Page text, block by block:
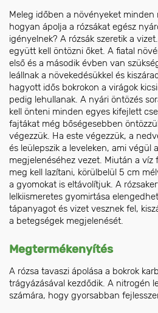
Meleg időben a növényeket minden
hogyan ápolja a rózsákat egész
igényelnek? A rózsák szeretik a
együtt kell öntözni őket. A fiatal
első és a második évben van
leállnak a növekedésükkel és
hagyott idős bokrokon a virágok
pedig lehullanak. A nyári öntözés
kell önteni minden egyes kifejlett
fajtákat még bőségesebben
végezzük. Ha este végezzük, a
és leülepszik a leveleken, ami végül
megjelenéséhez vezet. Miután a víz
meg kell lazítani, körülbelül 5 cm
a gyomokat is eltávolítjuk. A
lelkiismeretes gyomirtása
tápanyagot és vizet vesznek fel,
a betegségek megjelenését.
Megtermékenyítés
A rózsa tavaszi ápolása a bokrok
trágyázásával kezdődik. A nitrogén
számára, hogy gyorsabban